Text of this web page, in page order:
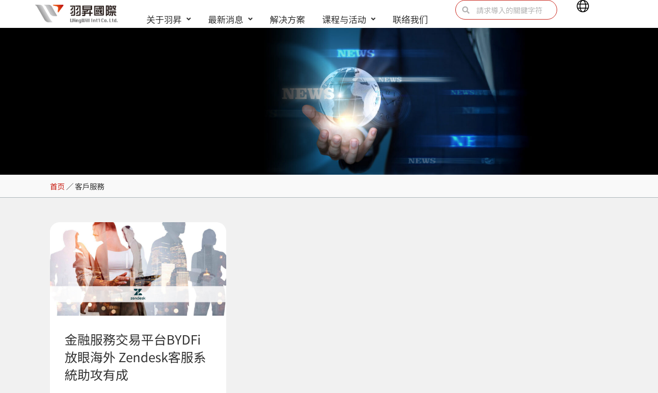
至
关于羽昇 最新消息 解决方案 课程与活动 联络我们
SearchSearch
Main
Menu
客戶服務
首页 ／客戶服務
金融服務交易平台BYDFi
放眼海外 Zendesk客服系
統助攻有成